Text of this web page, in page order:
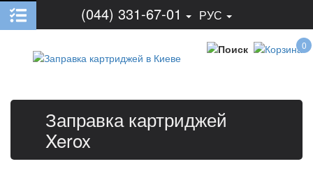
(044) 331-67-01 РУС
0
Заправка картриджей
Xerox